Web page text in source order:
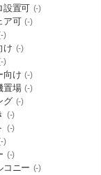
設置可 (-)
ア可 (-)
)
け (-)
)
向け (-)
置場 (-)
グ (-)
(-)
(-)
)
(-)
コニー (-)